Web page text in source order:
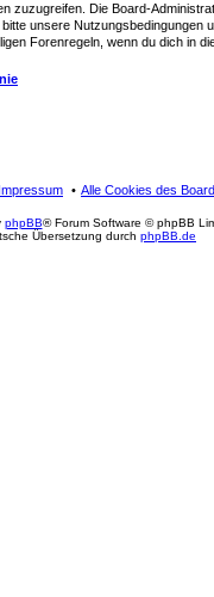
zuzugreifen. Die Board-
unsere Nutzungsbedingungen
Forenregeln, wenn du dich in
Alle Cookies des
Impressum
phpBB® Forum Software © phpBB
Übersetzung durch phpBB.de